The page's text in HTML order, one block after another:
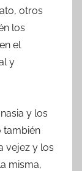
otros
los
el
y
y los
también
vejez y los
misma,